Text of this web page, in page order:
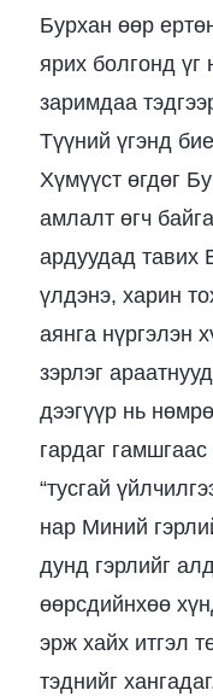
Бурхан өөр
ярих болгонд үг
заримдаа
Түүний үгэнд
Хүмүүст өгдөг
амлалт өгч
ардуудад тавих
үлдэнэ, харин
аянга нүргэлэн
зэрлэг
дээгүүр нь
гардаг
“тусгай
нар Миний
дунд гэрлийг
өөрсдийнхөө
эрж хайх итгэл
тэднийг